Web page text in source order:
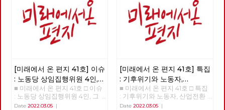
세를 규정하는 네 가지 요인 □
사람 : 청소년을 활동가로, 운동
기획자 고유미 □ 도서 : 그건 내
건데 - 기본소득, 모두가 차별없
이 찾아야 할 권리 □ 영화 : 이미
예정되어 있던 비극의 반복 - 나
[미래에서 온 편지 41호] 이슈
: 노동당 상임집행위원 4인,
그들은 누구인가?
■ 미래에서 온 편지 41호 □ 이슈
: 노동당 상임집행위원 4인, 그
들은 누구인가? >>>>>> 업로드
Date 2022.03.05 |
[미래에서 온 편지 41호] 특집
: 기후위기와 노동자,
산업전환을 넘어
체제전환으로
■ 미래에서 온 편지 41호 □ 특집
: 기후위기와 노동자, 산업전환
을 넘어 체제전환으로 >>>>>>
Date 2022.03.05|